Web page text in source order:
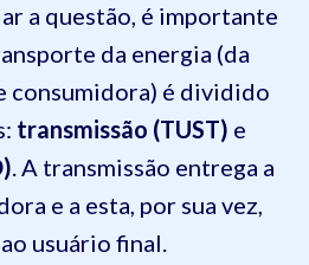
a questão, é importante
da energia (da
consumidora) é dividido
transmissão (TUST) e
. A transmissão entrega a
e a esta, por sua vez,
usuário final.